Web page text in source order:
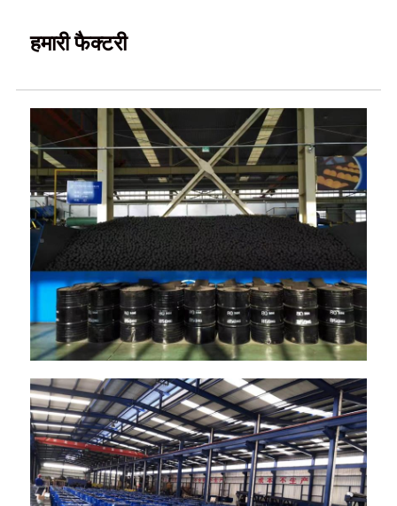
हमारी फैक्टरी